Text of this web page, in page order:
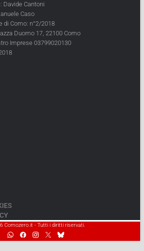
Davide Cantoni
Caso
di Como: n°2/2018
Duomo 17, 22100 Como
Imprese 03799020130
Comozero.it - Tutti i diritti riservati.